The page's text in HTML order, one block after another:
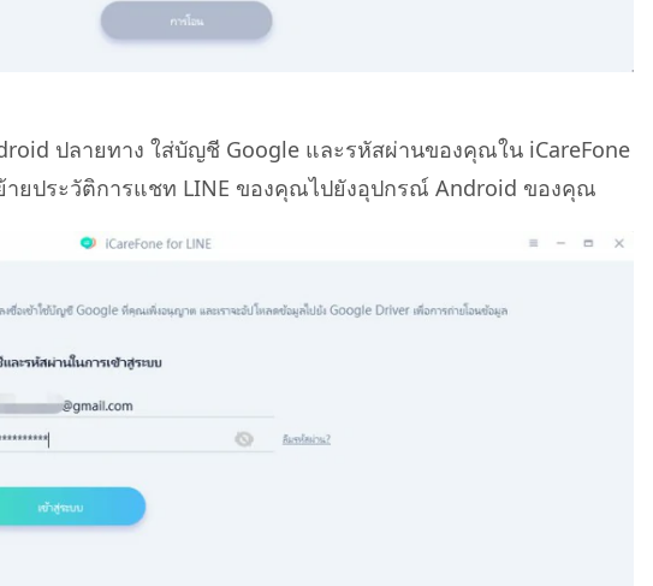
ปลายทาง ใส่บัญชี Google และรหัสผ่านของคุณใน iCareFone
ายประวัติการแชท LINE ของคุณไปยังอุปกรณ์ Android ของคุณ